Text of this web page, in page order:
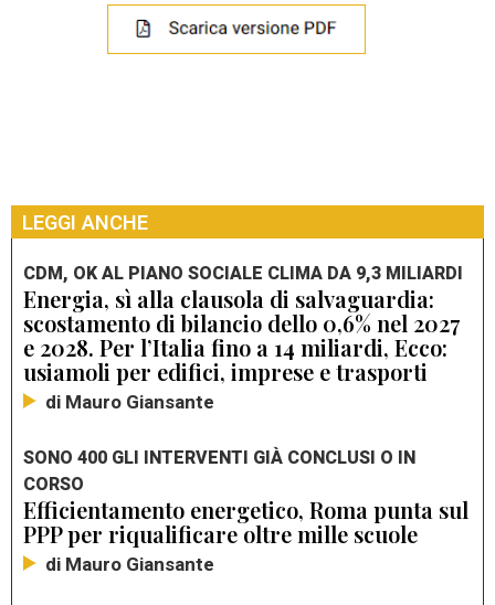
LEGGI ANCHE
CDM, OK AL PIANO SOCIALE CLIMA DA 9,3 MILIARDI
Energia, sì alla clausola di salvaguardia:
scostamento di bilancio dello 0,6% nel 2027
e 2028. Per l’Italia fino a 14 miliardi, Ecco:
usiamoli per edifici, imprese e trasporti
di Mauro Giansante
SONO 400 GLI INTERVENTI GIÀ CONCLUSI O IN
CORSO
Efficientamento energetico, Roma punta sul
PPP per riqualificare oltre mille scuole
di Mauro Giansante